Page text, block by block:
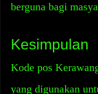
berguna bagi
Kesimpulan
Kode pos
yang digunakan